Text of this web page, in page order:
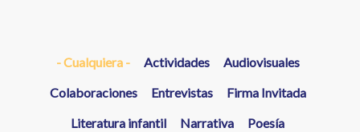
la
navegación
- Cualquiera - Actividades
Audiovisuales
Colaboraciones
Entrevistas
Firma Invitada
Literatura infantil
Narrativa Poesía